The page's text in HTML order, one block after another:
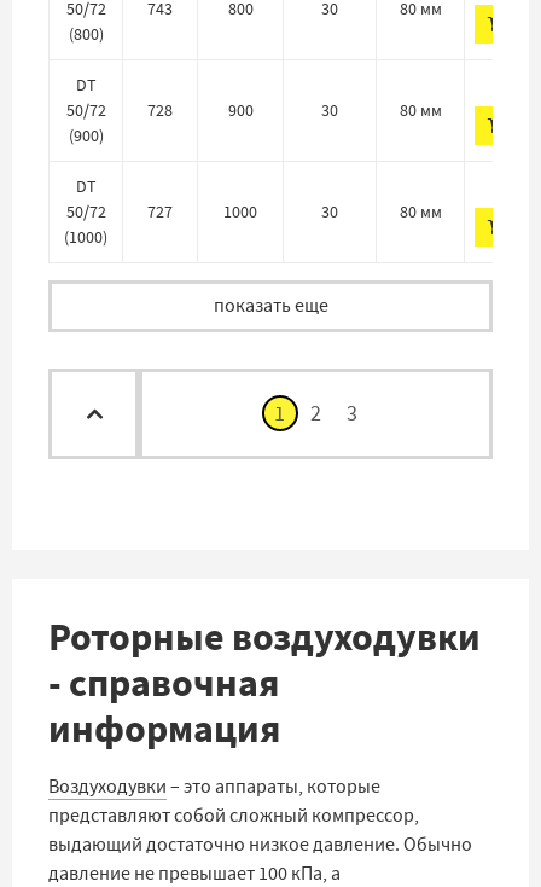
50/72
(800)
743 800 30 80 мм
DT
50/72
(900)
728 900 30 80 мм
DT
50/72
(1000)
727 1000 30 80 мм
показать еще
1 2 3
Роторные воздуходувки
- справочная
информация
Воздуходувки – это аппараты, которые
представляют собой сложный компрессор,
выдающий достаточно низкое давление. Обычно
давление не превышает 100 кПа, а